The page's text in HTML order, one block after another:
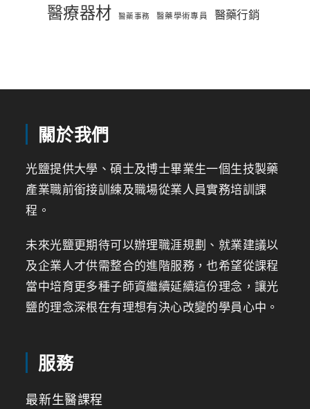
醫療器材 醫藥事務 醫藥學術專員 醫藥行銷
關於我們
光鹽提供大學、碩士及博士畢業生一個生技製藥
產業職前銜接訓練及職場從業人員實務培訓課
程。
未來光鹽更期待可以辦理職涯規劃、就業建議以
及企業人才供需整合的進階服務，也希望從課程
當中培育更多種子師資繼續延續這份理念，讓光
鹽的理念深根在有理想有決心改變的學員心中。
服務
最新生醫課程